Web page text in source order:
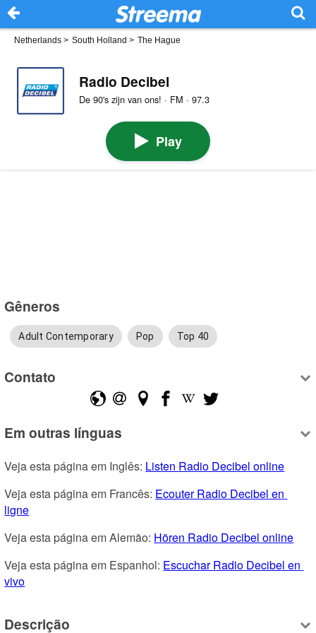
Netherlands > South Holland > The Hague
Radio Decibel
De 90's zijn van ons! · FM · 97.3
Play
Gêneros
Adult Contemporary Pop Top 40
Contato
Em outras línguas
Veja esta página em Inglês: Listen Radio Decibel online
Veja esta página em Francês: Ecouter Radio Decibel en
ligne
Veja esta página em Alemão: Hören Radio Decibel online
Veja esta página em Espanhol: Escuchar Radio Decibel en
vivo
Descrição